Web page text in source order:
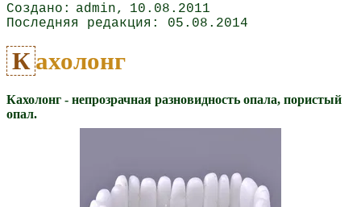
admin
10.08.2011
05.08.2014
Кахолонг
Кахолонг - непрозрачная разновидность опала, пористый
опал.